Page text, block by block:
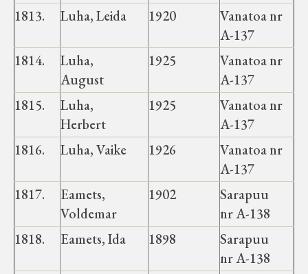
1813.
Luha, Leida 1920
Vanatoa nr
A-137
1814.
Luha,
August
1925
Vanatoa nr
A-137
1815.
Luha,
Herbert
1925
Vanatoa nr
A-137
1816.
Luha, Vaike 1926
Vanatoa nr
A-137
1817.
Eamets,
Voldemar
1902
Sarapuu
nr A-138
1818.
Eamets, Ida 1898
Sarapuu
nr A-138